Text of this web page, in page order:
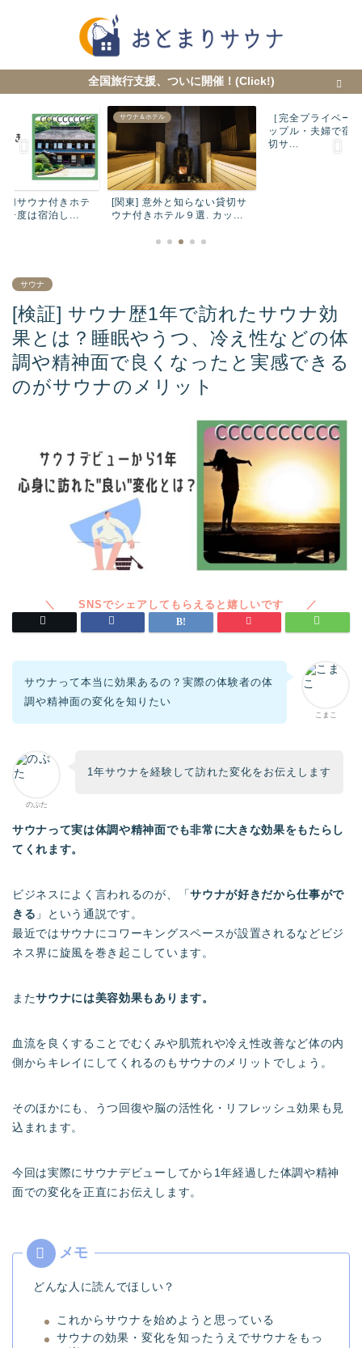
全国旅行支援、ついに開催！(Click!)
切サウナ付きホテ
一度は宿泊し...
サウナ＆ホテル
[関東] 意外と知らない貸切サ
ウナ付きホテル９選. カッ...
サウナ＆ホテル
［完全プライベー
ップル・夫婦で宿
切サ...
サウナ
[検証] サウナ歴1年で訪れたサウナ効
果とは？睡眠やうつ、冷え性などの体
調や精神面で良くなったと実感できる
のがサウナのメリット
こまこ
サウナって本当に効果あるの？実際の体験者の体
調や精神面の変化を知りたい
のぷた
1年サウナを経験して訪れた変化をお伝えします
サウナって実は体調や精神面でも非常に大きな効果をもたらし
てくれます。
ビジネスによく言われるのが、「サウナが好きだから仕事がで
きる 」という通説です。
最近ではサウナにコワーキングスペースが設置されるなどビジ
ネス界に旋風を巻き起こしています。
またサウナには美容効果もあります。
血流を良くすることでむくみや肌荒れや冷え性改善など体の内
側からキレイにしてくれるのもサウナのメリットでしょう。
そのほかにも、うつ回復や脳の活性化・リフレッシュ効果も見
込まれます。
今回は実際にサウナデビューしてから1年経過した体調や精神
面での変化を正直にお伝えします。
どんな人に読んでほしい？
これからサウナを始めようと思っている
サウナの効果・変化を知ったうえでサウナをもっ